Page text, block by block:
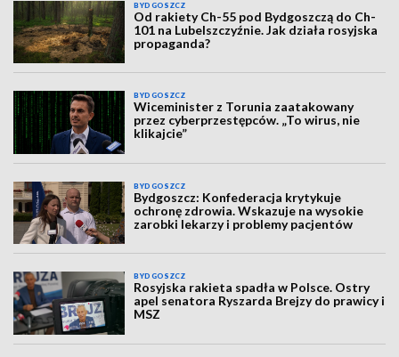
BYDGOSZCZ
Od rakiety Ch-55 pod Bydgoszczą do Ch-
101 na Lubelszczyźnie. Jak działa rosyjska
propaganda?
BYDGOSZCZ
Wiceminister z Torunia zaatakowany
przez cyberprzestępców. „To wirus, nie
klikajcie”
BYDGOSZCZ
Bydgoszcz: Konfederacja krytykuje
ochronę zdrowia. Wskazuje na wysokie
zarobki lekarzy i problemy pacjentów
BYDGOSZCZ
Rosyjska rakieta spadła w Polsce. Ostry
apel senatora Ryszarda Brejzy do prawicy i
MSZ